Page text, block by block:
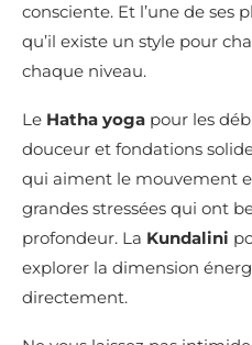
consciente. Et l’une de ses
qu’il existe un style pour
chaque niveau.
Le Hatha yoga pour les
douceur et fondations
qui aiment le mouvement
grandes stressées qui ont
profondeur. La Kundalini
explorer la dimension
directement.